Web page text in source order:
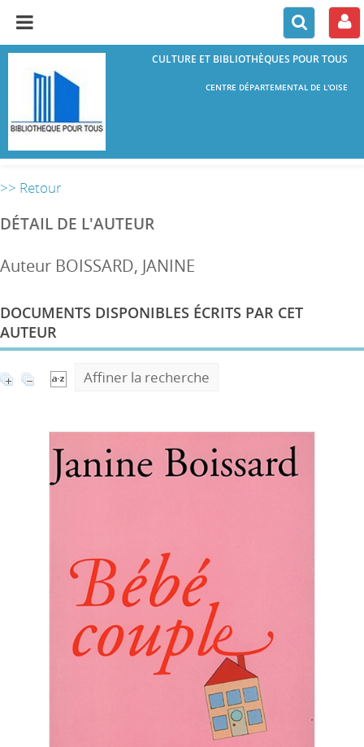
CULTURE ET BIBLIOTHÈQUES POUR TOUS
CENTRE DÉPARTEMENTAL DE L'OISE
>> Retour
DÉTAIL DE L'AUTEUR
Auteur BOISSARD, JANINE
DOCUMENTS DISPONIBLES ÉCRITS PAR CET
AUTEUR
Affiner la recherche